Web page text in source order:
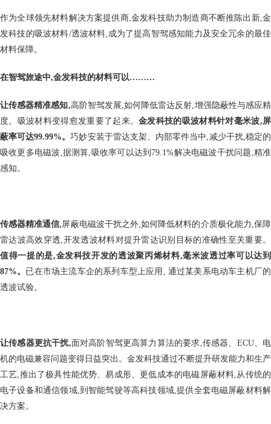
作为全球领先材料解决方案提供商,金发科技助力制造商不断推陈出新,金
发科技的吸波材料/透波材料,成为了提高智驾感知能力及安全冗余的最佳
材料保障。
在智驾旅途中,金发科技的材料可以………
让传感器精准感知,高阶智驾发展,如何降低雷达反射,增强隐蔽性与感应精
度。吸波材料变得愈发重要了起来。金发科技的吸波材料针对毫米波,屏
蔽率可达99.99%。巧妙安装于雷达支架、内部零件当中,减少干扰,稳定的
吸收更多电磁波,据测算,吸收率可以达到79.1%解决电磁波干扰问题,精准
感知。
传感器精准通信,屏蔽电磁波干扰之外,如何降低材料的介质极化能力,保障
雷达波高效穿透,开发透波材料对提升雷达识别目标的准确性至关重要。
值得一提的是,金发科技开发的透波聚丙烯材料,毫米波透过率可以达到
87%。 已在市场主流车企的系列车型上应用, 通过某美系电动车主机厂的
透波试验。
让传感器更抗干扰,面对高阶智驾更高算力算法的要求,传感器、ECU、电
机的电磁兼容问题变得日益突出。金发科技通过不断提升研发能力和生产
工艺,推出了极具性能优势、易成形、更低成本的电磁屏蔽材料,从传统的
电子设备和通信领域,到智能驾驶等高科技领域,提供全套电磁屏蔽材料解
决方案。